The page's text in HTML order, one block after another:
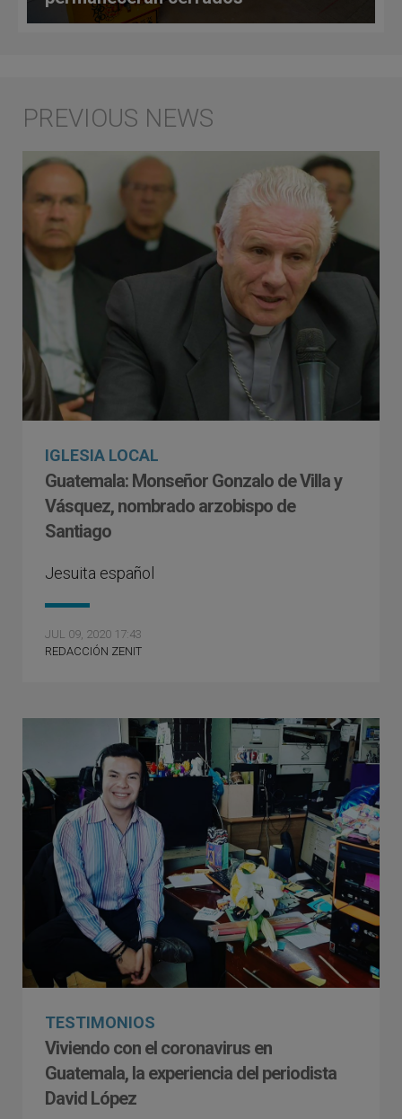
IGLESIA LOCAL
Guatemala: Monseñor Gonzalo de Villa y
Vásquez, nombrado arzobispo de
Santiago
Jesuita español
JUL 09, 2020 17:43
REDACCIÓN ZENIT
TESTIMONIOS
Viviendo con el coronavirus en
Guatemala, la experiencia del periodista
David López